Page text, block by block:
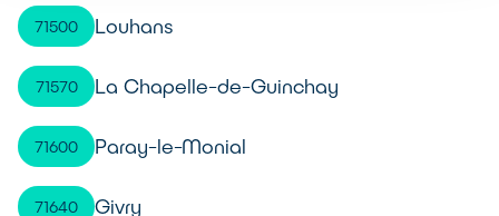
71500 Louhans
71570 La Chapelle-de-Guinchay
71600 Paray-le-Monial
71640 Givry